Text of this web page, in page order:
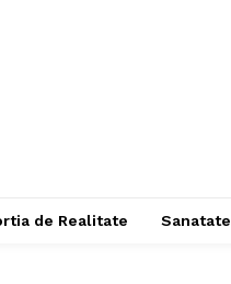
de Realitate Sanatate